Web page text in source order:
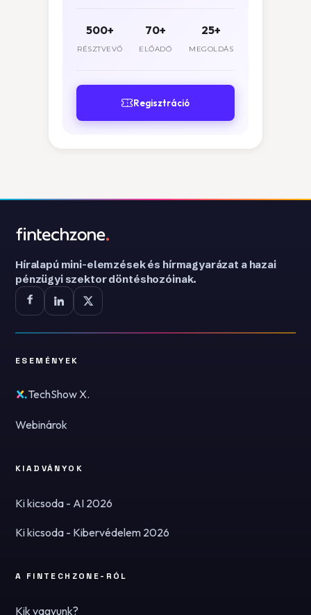
500+
RÉSZTVEVŐ
70+
ELŐADÓ
25+
MEGOLDÁS
Regisztráció
Híralapú mini-elemzések és hírmagyarázat a hazai
pénzügyi szektor döntéshozóinak.
ESEMÉNYEK
TechShow X.
Webinárok
KIADVÁNYOK
Ki kicsoda - AI 2026
Ki kicsoda - Kibervédelem 2026
A FINTECHZONE-RÓL
Kik vagyunk?